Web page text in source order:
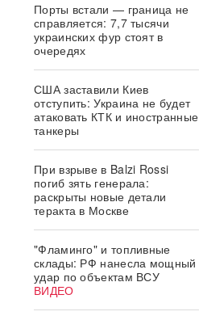
Порты встали — граница не
справляется: 7,7 тысячи
украинских фур стоят в
очередях
США заставили Киев
отступить: Украина не будет
атаковать КТК и иностранные
танкеры
При взрыве в Balzi Rossi
погиб зять генерала:
раскрыты новые детали
теракта в Москве
"Фламинго" и топливные
склады: РФ нанесла мощный
удар по объектам ВСУ
ВИДЕО